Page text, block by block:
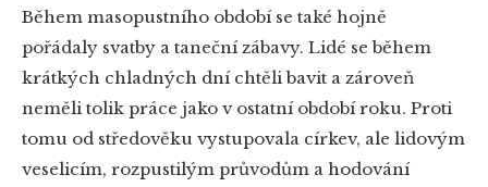
Během masopustního období se také hojně
pořádaly svatby a taneční zábavy. Lidé se během
krátkých chladných dní chtěli bavit a zároveň
neměli tolik práce jako v ostatní období roku. Proti
tomu od středověku vystupovala církev, ale lidovým
veselicím, rozpustilým průvodům a hodování